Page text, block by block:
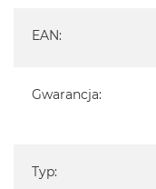
EAN:
Gwarancja:
Typ: